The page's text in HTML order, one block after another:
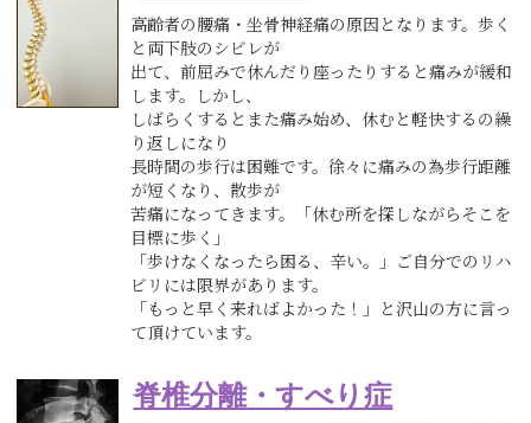
高齢者の腰痛・坐骨神経痛の原因となります。歩く
と両下肢のシビレが
出て、前屈みで休んだり座ったりすると痛みが緩和
します。しかし、
しばらくするとまた痛み始め、休むと軽快するの繰
り返しになり
長時間の歩行は困難です。徐々に痛みの為歩行距離
が短くなり、散歩が
苦痛になってきます。「休む所を探しながらそこを
目標に歩く」
「歩けなくなったら困る、辛い。」ご自分でのリハ
ビリには限界があります。
「もっと早く来ればよかった！」と沢山の方に言っ
て頂けています。
脊椎分離・すべり症